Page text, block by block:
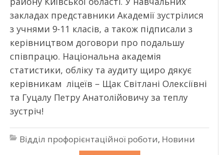
закладах представники Академії зустрілися
з учнями 9-11 класів, а також підписали з
керівництвом договори про подальшу
співпрацю. Національна академія
статистики, обліку та аудиту щиро дякує
керівникам ліцеїв – Щак Світлані Олексіївні
та Гуцалу Петру Анатолійовичу за теплу
зустріч!
Відділ профорієнтаційної роботи, Новини